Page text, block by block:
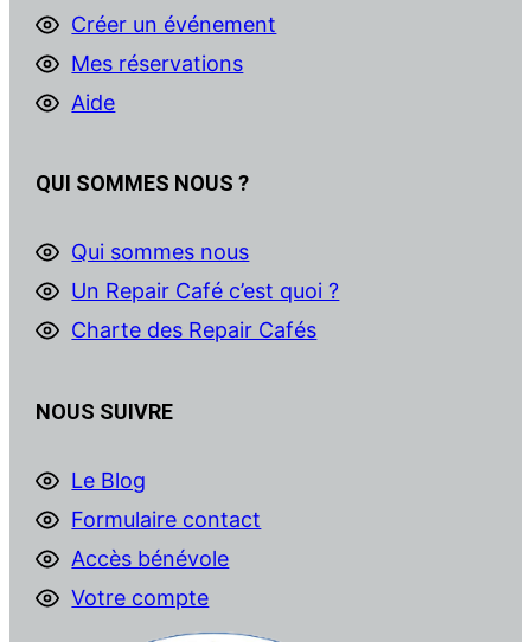
Créer un événement
Mes réservations
Aide
QUI SOMMES NOUS ?
Qui sommes nous
Un Repair Café c’est quoi ?
Charte des Repair Cafés
NOUS SUIVRE
Le Blog
Formulaire contact
Accès bénévole
Votre compte